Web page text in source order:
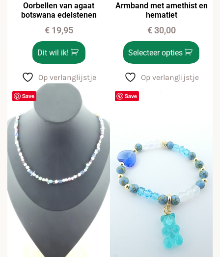
Oorbellen van agaat
botswana edelstenen
€19,95
Dit wil ik!
Op verlanglijstje
Armband met amethist en
hematiet
€30,00
Selecteer opties
Op verlanglijstje
Save Save